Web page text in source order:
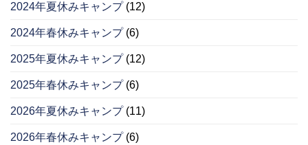
2024年夏休みキャンプ(12)
2024年春休みキャンプ(6)
2025年夏休みキャンプ(12)
2025年春休みキャンプ(6)
2026年夏休みキャンプ(11)
2026年春休みキャンプ(6)